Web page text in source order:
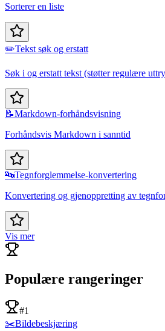
Sorterer en liste
✏️Tekst søk og erstatt
Søk i og erstatt tekst (støtter regulære
📝Markdown-forhåndsvisning
Forhåndsvis Markdown i sanntid
🔤Tegnforglemmelse-konvertering
Konvertering og gjenoppretting av
Vis mer
Populære rangeringer
#1
✂️Bildebeskjæring